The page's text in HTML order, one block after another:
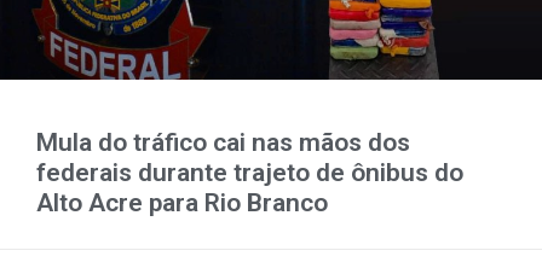
Mula do tráfico cai nas mãos dos
federais durante trajeto de ônibus do
Alto Acre para Rio Branco